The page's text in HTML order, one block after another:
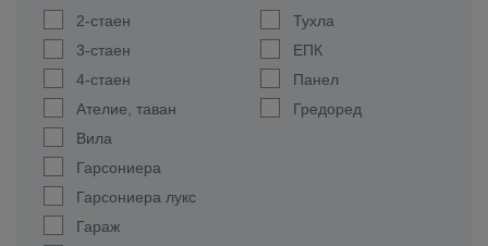
2-стаен
3-стаен
4-стаен
Ателие, таван
Вила
Гарсониера
Гарсониера лукс
Гараж
Тухла
ЕПК
Панел
Гредоред